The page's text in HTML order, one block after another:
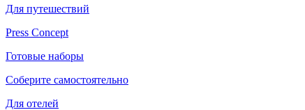
Для путешествий
Press Concept
Готовые наборы
Соберите самостоятельно
Для отелей